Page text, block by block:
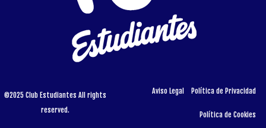
©2025 Club Estudiantes All rights
reserved.
Aviso Legal Política de Privacidad
Política de Cookies